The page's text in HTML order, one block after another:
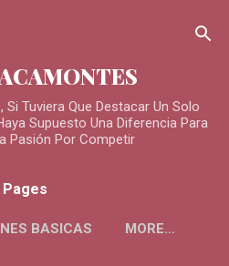
Si Tuviera Que Destacar Un Solo
Supuesto Una Diferencia Para
Pasión Por Competir
Pages
BASICAS MORE…